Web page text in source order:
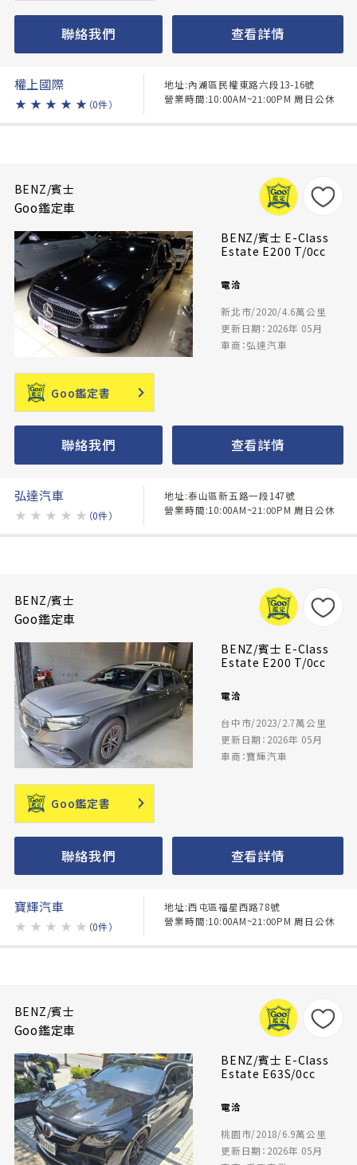
聯絡我們 查看詳情
權上國際
★ ★ ★ ★ ★ （0件）
地址:內湖區民權東路六段13-16號
營業時間:10:00AM~21:00PM 周日公休
BENZ/賓士
Goo鑑定車
BENZ/賓士 E-Class
Estate E200 T/0cc
電洽
新北市/2020/4.6萬公里
更新日期：2026年 05月
車商：弘達汽車
Goo鑑定書
聯絡我們 查看詳情
弘達汽車
★ ★ ★ ★ ★ （0件）
地址:泰山區新五路一段147號
營業時間:10:00AM~21:00PM 周日公休
BENZ/賓士
Goo鑑定車
BENZ/賓士 E-Class
Estate E200 T/0cc
電洽
台中市/2023/2.7萬公里
更新日期：2026年 05月
車商：寶輝汽車
Goo鑑定書
聯絡我們 查看詳情
寶輝汽車
★ ★ ★ ★ ★ （0件）
地址:西屯區福星西路78號
營業時間:10:00AM~21:00PM 周日公休
BENZ/賓士
Goo鑑定車
BENZ/賓士 E-Class
Estate E63S/0cc
電洽
桃園市/2018/6.9萬公里
更新日期：2026年 05月